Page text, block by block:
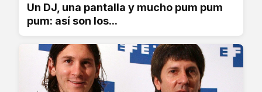
Un DJ, una pantalla y mucho pum pum
pum: así son los...